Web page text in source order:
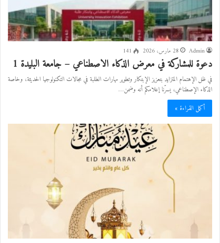
Admin 28 مارس، 2026 141
دعوة للمشاركة في معرض الذكاء الاصطناعي – جامعة البليدة 1
في ظل الإهتمام المتزايد بتعزيز الإبتكار وتطوير مهارات الطلبة في مجالات التكنولوجيا الحديثة، وخاصة
الذكاء الإصطناعي، يسرّنا إعلامكم أنه وضمن…
أكمل القراءة »